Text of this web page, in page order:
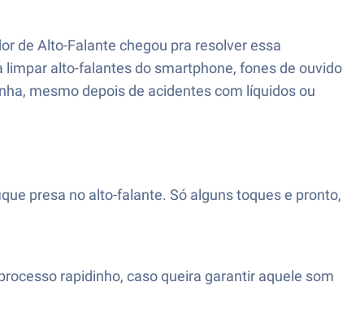
de Alto-Falante chegou pra resolver essa
alto-falantes do smartphone, fones de ouvido
mesmo depois de acidentes com líquidos ou
presa no alto-falante. Só alguns toques e pronto,
rapidinho, caso queira garantir aquele som